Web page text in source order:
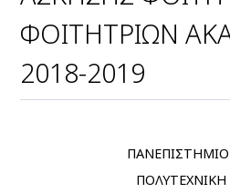
ΦΟΙΤΗΤΡΙΩΝ
2018-2019
ΠΑΝΕΠΙΣΤΗΜΙΟ